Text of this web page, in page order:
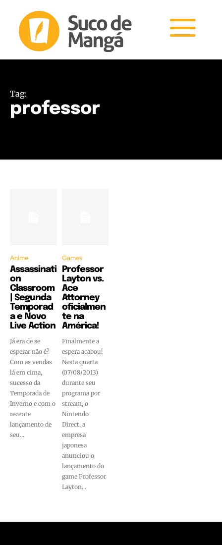
Tag:
professor
Anime
Assassinati
on
Classroom
| Segunda
Temporad
a e Novo
Live Action
Já era de se
esperar não é?
Com as vendas
lá em cima,
sucesso da
Temporada de
Inverno e com o
recente
lançamento de
seu...
Games
Professor
Layton vs.
Ace
Attorney
oficialmen
te na
América!
Finalmente a
espera acabou!
Nesta quarta
(07/08/2013)
durante seu
programa por
stream, o
Nintendo
Direct, a
empresa
japonesa
anunciou o
lançamento do
game Professor
Layton...